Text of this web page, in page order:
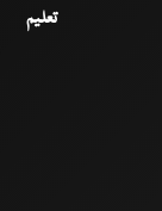
تعلیم